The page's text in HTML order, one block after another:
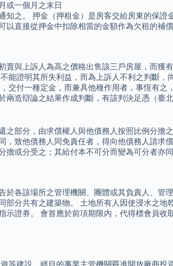
或一個月之末日
之。 押金（押租金）是房客交給房東的保
直接從押金中扣除相當的金額作為欠租的補
賣與上訴人為高之價格出售該三戶房屋，而
能證明其所失利益，而為上訴人不利之判斷
交付一種定金，而兼具他種作用者，事恆有
兩造辯論之結果作成判斷，有該判決足憑（
之部分，由求償權人與他債務人按照比例分
，致他債務人同免責任者，得向他債務人請
或分受之；其給付本不可分而變為可分者亦
於各該場所之管理機關、團體或其負責人、
部分共有之建築物。 土地所有人因使浸水之
示證券。 會首應於前項期限內，代得標會員
等建設，經目的事業主管機關覈准開放廠商